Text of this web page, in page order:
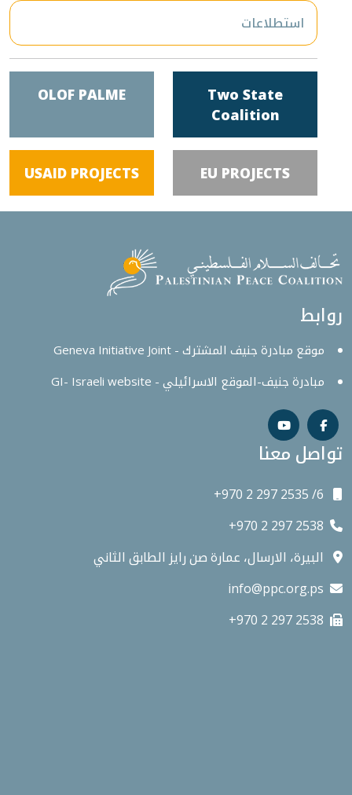
استطلاعات
Two State
Coalition
OLOF PALME
EU PROJECTS
USAID PROJECTS
روابط
موقع مبادرة جنيف المشترك - Geneva Initiative Joint
مبادرة جنيف-الموقع الاسرائيلي - GI- Israeli website
تواصل معنا
+970 2 297 2535 /6
+970 2 297 2538
info@ppc.org.ps
+970 2 297 2538